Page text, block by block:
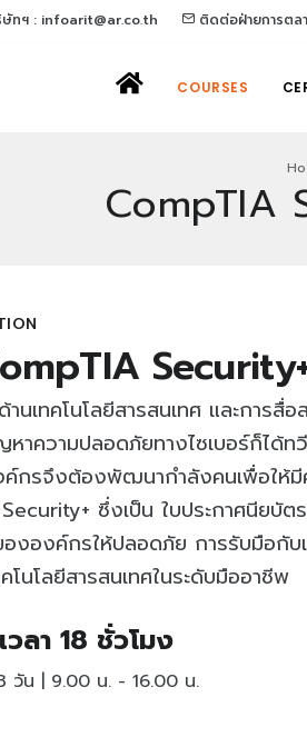
ทฯ : infoarit@ar.co.th ติดต่อฝ่ายการตล
COURSES
CompTIA
านเทคโนโลยีสารสนเทศ และการ
าความปลอดภัยทางไซเบอร์ก็ได้ท
กรจึงต้องพัฒนากำลังคนเพื่อให้มี
ซึ่งเป็น ใบประกาศนียบัต
ององค์กรให้ปลอดภัย การรับมือ
นโลยีสารสนเทศในระดับมืออาชีพ
วลา 18 ชั่วโมง
วัน | 9.00 น. - 16.00 น.